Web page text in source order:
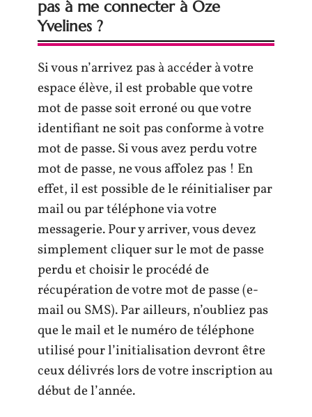
pas à me connecter à Oze
Yvelines ?
Si vous n’arrivez pas à accéder à votre
espace élève, il est probable que votre
mot de passe soit erroné ou que votre
identifiant ne soit pas conforme à votre
mot de passe. Si vous avez perdu votre
mot de passe, ne vous affolez pas ! En
effet, il est possible de le réinitialiser par
mail ou par téléphone via votre
messagerie. Pour y arriver, vous devez
simplement cliquer sur le mot de passe
perdu et choisir le procédé de
récupération de votre mot de passe (e-
mail ou SMS). Par ailleurs, n’oubliez pas
que le mail et le numéro de téléphone
utilisé pour l’initialisation devront être
ceux délivrés lors de votre inscription au
début de l’année.